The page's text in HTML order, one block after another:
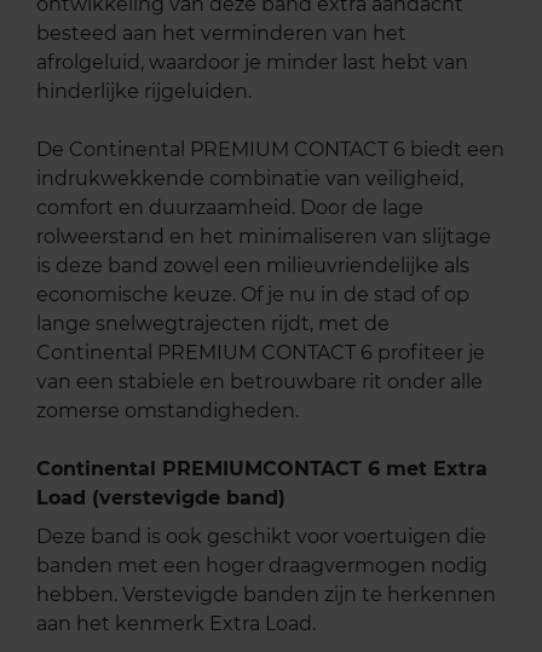
ontwikkeling van deze band extra aandacht
besteed aan het verminderen van het
afrolgeluid, waardoor je minder last hebt van
hinderlijke rijgeluiden.
De Continental PREMIUM CONTACT 6 biedt een
indrukwekkende combinatie van veiligheid,
comfort en duurzaamheid. Door de lage
rolweerstand en het minimaliseren van slijtage
is deze band zowel een milieuvriendelijke als
economische keuze. Of je nu in de stad of op
lange snelwegtrajecten rijdt, met de
Continental PREMIUM CONTACT 6 profiteer je
van een stabiele en betrouwbare rit onder alle
zomerse omstandigheden.
Continental PREMIUMCONTACT 6 met Extra
Load (verstevigde band)
Deze band is ook geschikt voor voertuigen die
banden met een hoger draagvermogen nodig
hebben. Verstevigde banden zijn te herkennen
aan het kenmerk Extra Load.